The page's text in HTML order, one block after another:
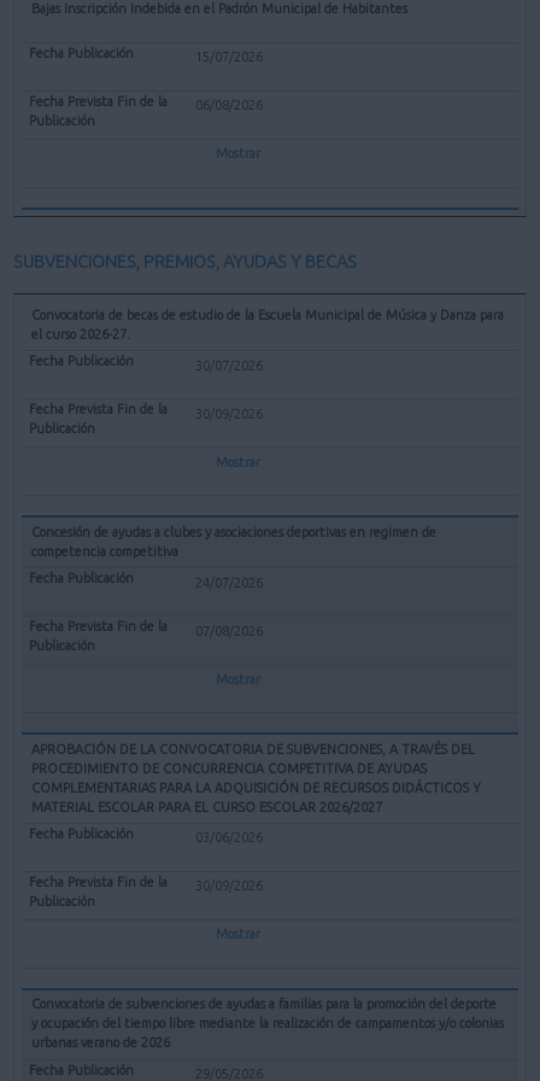
Bajas Inscripción Indebida en el Padrón Municipal de Habitantes
15/07/2026
06/08/2026
Mostrar
SUBVENCIONES, PREMIOS, AYUDAS Y BECAS
Convocatoria de becas de estudio de la Escuela Municipal de Música y Danza para
el curso 2026-27.
30/07/2026
30/09/2026
Mostrar
Concesión de ayudas a clubes y asociaciones deportivas en regimen de
competencia competitiva
24/07/2026
07/08/2026
Mostrar
APROBACIÓN DE LA CONVOCATORIA DE SUBVENCIONES, A TRAVÉS DEL
PROCEDIMIENTO DE CONCURRENCIA COMPETITIVA DE AYUDAS
COMPLEMENTARIAS PARA LA ADQUISICIÓN DE RECURSOS DIDÁCTICOS Y
MATERIAL ESCOLAR PARA EL CURSO ESCOLAR 2026/2027
03/06/2026
30/09/2026
Mostrar
Convocatoria de subvenciones de ayudas a familias para la promoción del deporte
y ocupación del tiempo libre mediante la realización de campamentos y/o colonias
urbanas verano de 2026
29/05/2026